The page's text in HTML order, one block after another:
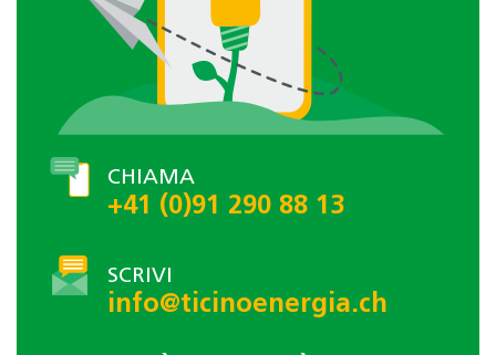
CHIAMA
+41 (0)91 290 88 13
SCRIVI
info@ticinoenergia.ch